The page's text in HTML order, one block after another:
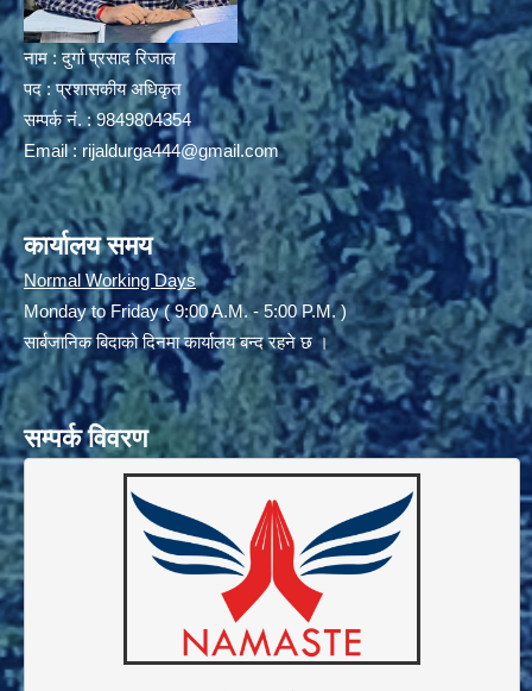
नाम : दुर्गा प्रसाद रिजाल
पद : प्रशासकीय अधिकृत
सम्पर्क नं. : 9849804354
Email : rijaldurga444@gmail.com
कार्यालय समय
Normal Working Days
Monday to Friday ( 9:00 A.M. - 5:00 P.M. )
सार्बजानिक बिदाको दिनमा कार्यालय बन्द रहने छ ।
सम्पर्क विवरण